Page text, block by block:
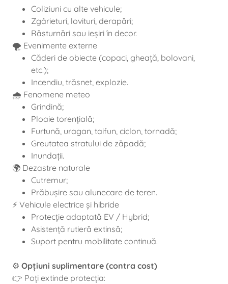
Coliziuni cu alte vehicule;
Zgârieturi, lovituri, derapări;
Răsturnări sau ieșiri în decor.
🌪️ Evenimente externe
Căderi de obiecte (copaci, gheață, bolovani,
etc.);
Incendiu, trăsnet, explozie.
🌧️ Fenomene meteo
Grindină;
Ploaie torențială;
Furtună, uragan, taifun, ciclon, tornadă;
Greutatea stratului de zăpadă;
Inundații.
🌍 Dezastre naturale
Cutremur;
Prăbușire sau alunecare de teren.
⚡ Vehicule electrice și hibride
Protecție adaptată EV / Hybrid;
Asistență rutieră extinsă;
Suport pentru mobilitate continuă.
⚙️ Opțiuni suplimentare (contra cost)
👉 Poți extinde protecția: